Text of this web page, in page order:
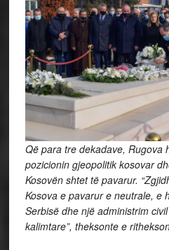
Që para tre dekadave, Rugova
pozicionin gjeopolitik kosovar
Kosovën shtet të pavarur.
Kosova e pavarur e neutrale, e
Serbisë dhe një administrim
kalimtare”, theksonte e